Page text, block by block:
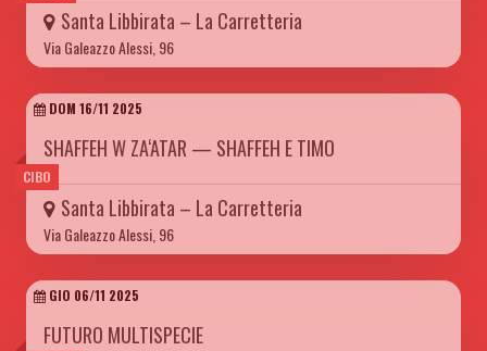
Santa Libbirata – La Carretteria
Via Galeazzo Alessi, 96
CIBO
DOM 16/11 2025
SHAFFEH W ZA‘ATAR — SHAFFEH E TIMO
Santa Libbirata – La Carretteria
Via Galeazzo Alessi, 96
GIO 06/11 2025
FUTURO MULTISPECIE